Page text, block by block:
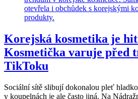
Korejská kosmetika je
Kosmetička varuje před
TikToku
Sociální sítě slibují dokonalou pleť
v koupelnách je ale často jiná. Na